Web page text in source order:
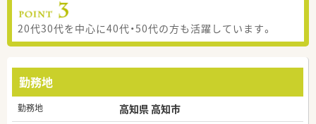
20代30代を中心に40代・50代の方も活躍しています。
勤務地
勤務地 高知県 高知市